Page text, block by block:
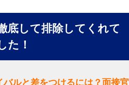
底して排除してくれて
た！
バルと差をつけるには？面接